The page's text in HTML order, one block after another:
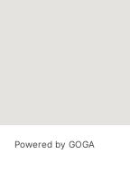
Powered by GOGA